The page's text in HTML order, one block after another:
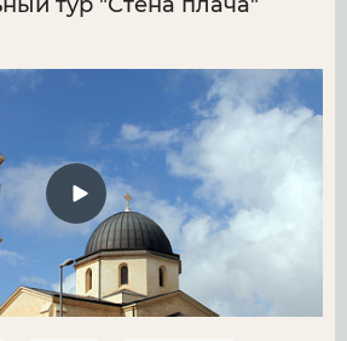
тур "Стена плача"